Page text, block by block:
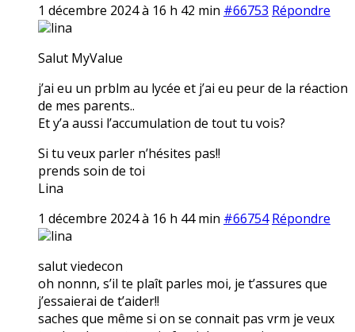
1 décembre 2024 à 16 h 42 min #66753 Répondre
lina
Salut MyValue
j’ai eu un prblm au lycée et j’ai eu peur de la réaction
de mes parents..
Et y’a aussi l’accumulation de tout tu vois?
Si tu veux parler n’hésites pas!!
prends soin de toi
Lina
1 décembre 2024 à 16 h 44 min #66754 Répondre
lina
salut viedecon
oh nonnn, s’il te plaît parles moi, je t’assures que
j’essaierai de t’aider!!
saches que même si on se connait pas vrm je veux